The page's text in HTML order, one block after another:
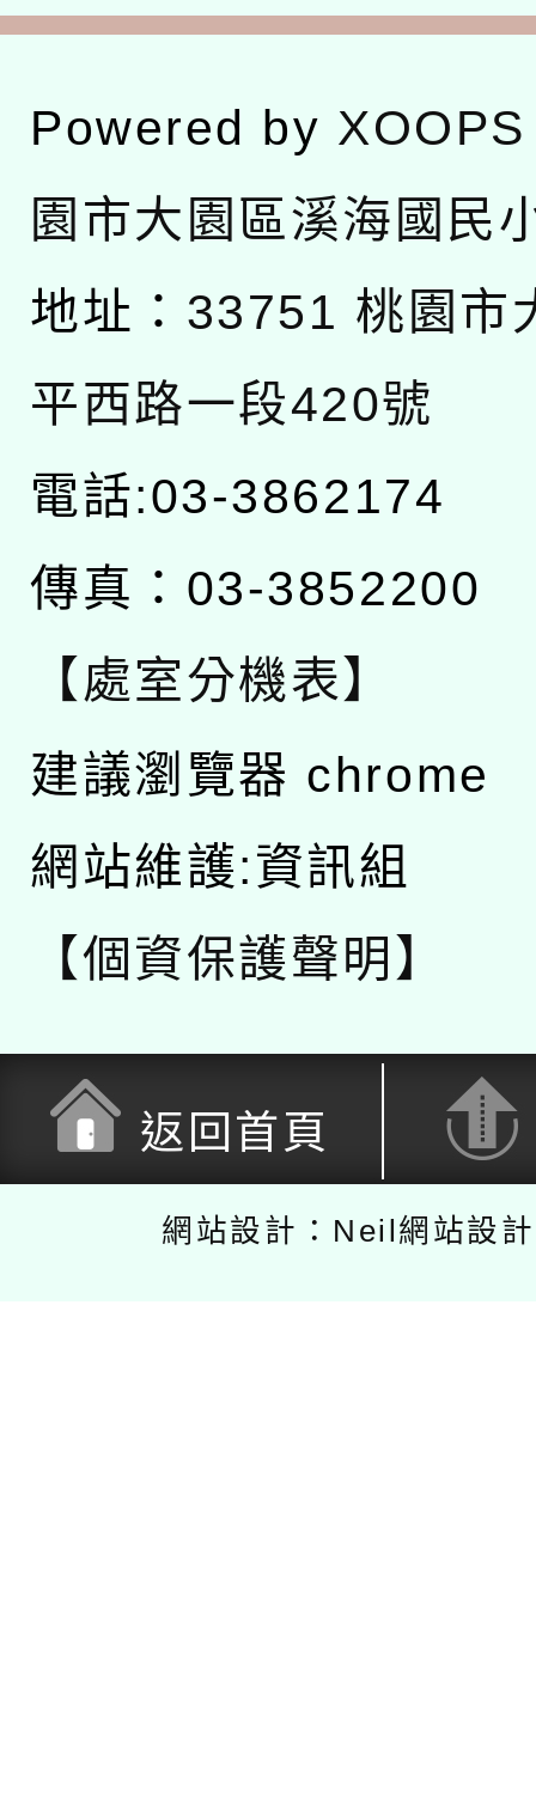
Powered by XOOPS
園市大園區溪海國民
地址： 33751 桃園市
平西路一段420號
電話:03-3862174
傳真：03-3852200
【處室分機表】
建議瀏覽器 chrome
網站維護:資訊組
【個資保護聲明】
返回首頁
網站設計：Neil網站設